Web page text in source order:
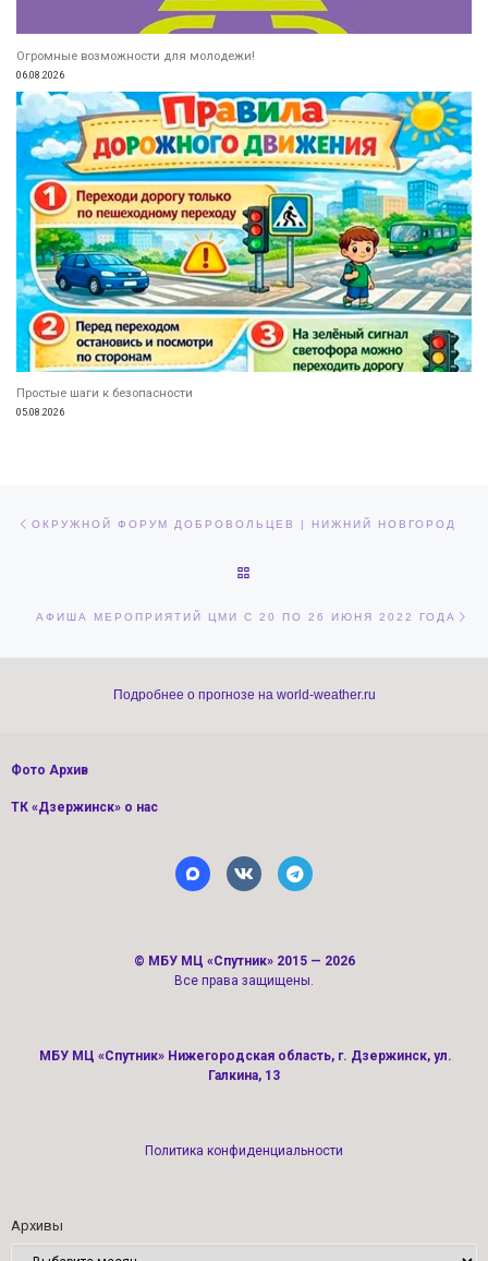
Огромные возможности для молодежи!
06.08.2026
Простые шаги к безопасности
05.08.2026
ОКРУЖНОЙ ФОРУМ ДОБРОВОЛЬЦЕВ | НИЖНИЙ НОВГОРОД
АФИША МЕРОПРИЯТИЙ ЦМИ С 20 ПО 26 ИЮНЯ 2022 ГОДА
Подробнее о прогнозе на world-weather.ru
Фото Архив
ТК «Дзержинск» о нас
© МБУ МЦ «Спутник» 2015 — 2026
Все права защищены.
МБУ МЦ «Спутник» Нижегородская область, г. Дзержинск, ул.
Галкина, 13
Политика конфиденциальности
Архивы